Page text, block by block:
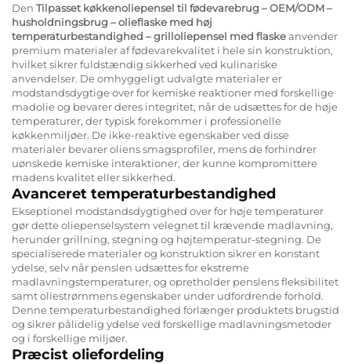
Den Tilpasset køkkenoliepensel til fødevarebrug – OEM/ODM –
husholdningsbrug – olieflaske med høj
temperaturbestandighed – grilloliepensel med flaskeanvender
premium materialer af fødevarekvalitet i hele sin konstruktion,
hvilket sikrer fuldstændig sikkerhed ved kulinariske
anvendelser. De omhyggeligt udvalgte materialer er
modstandsdygtige over for kemiske reaktioner med forskellige
madolie og bevarer deres integritet, når de udsættes for de høje
temperaturer, der typisk forekommer i professionelle
køkkenmiljøer. De ikke-reaktive egenskaber ved disse
materialer bevarer oliens smagsprofiler, mens de forhindrer
uønskede kemiske interaktioner, der kunne kompromittere
madens kvalitet eller sikkerhed.
Avanceret temperaturbestandighed
Ekseptionel modstandsdygtighed over for høje temperaturer
gør dette oliepenselsystem velegnet til krævende madlavning,
herunder grillning, stegning og højtemperatur-stegning. De
specialiserede materialer og konstruktion sikrer en konstant
ydelse, selv når penslen udsættes for ekstreme
madlavningstemperaturer, og opretholder penslens fleksibilitet
samt oliestrømmens egenskaber under udfordrende forhold.
Denne temperaturbestandighed forlænger produktets brugstid
og sikrer pålidelig ydelse ved forskellige madlavningsmetoder
og i forskellige miljøer.
Præcist oliefordeling